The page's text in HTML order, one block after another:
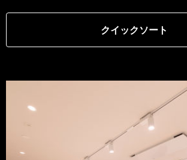
クイックソート